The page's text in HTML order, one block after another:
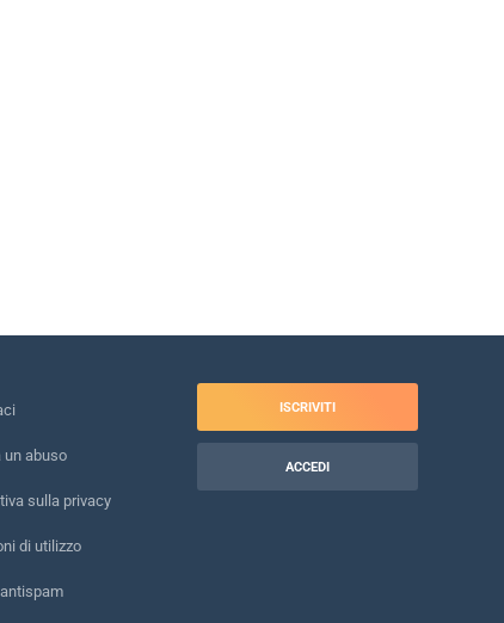
un abuso
sulla privacy
di utilizzo
ISCRIVITI
ACCEDI